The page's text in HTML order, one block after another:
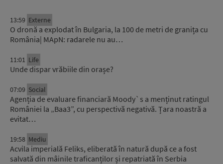
13:59 Externe
O dronă a explodat în Bulgaria, la 100 de metri de granița cu
România| MApN: radarele nu au…
11:01 Life
Unde dispar vrăbiile din orașe?
07:09 Social
Agenția de evaluare financiară Moody`s a menținut ratingul
României la „Baa3”, cu perspectivă negativă. Țara noastră a
evitat…
19:58 Mediu
Acvila imperială Feliks, eliberată în natură după ce a fost
salvată din mâinile traficanților și repatriată în Serbia